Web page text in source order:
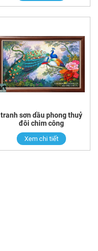
tranh sơn dầu phong thuỷ
đôi chim công
Xem chi tiết